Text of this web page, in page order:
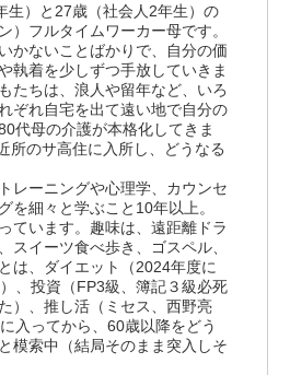
生）と27歳（社会人2年生）の
）フルタイムワーカー母です。
かないことばかりで、自分の価
執着を少しずつ手放していきま
たちは、浪人や留年など、いろ
ぞれ自宅を出て遠い地で自分の
代母の介護が本格化してきま
所のサ高住に入所し、どうなる
レーニングや心理学、カウンセ
を細々と学ぶこと10年以上。
ています。趣味は、遠距離ドラ
スイーツ食べ歩き、ゴスペル、
は、ダイエット（2024年度に
、投資（FP3級、簿記３級必死
）、推し活（ミセス、西野亮
入ってから、60歳以降をどう
模索中（結局そのまま突入しそ